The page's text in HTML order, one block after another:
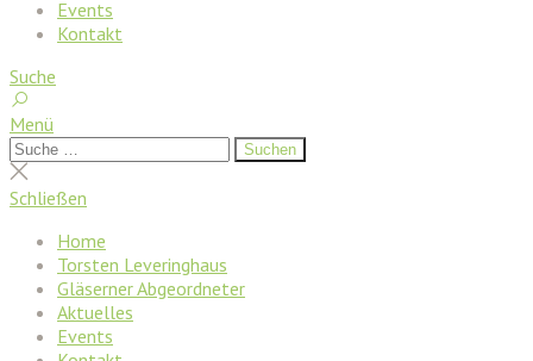
Events
Kontakt
Suche
Menü
Suchen
nach:
Suchen
Suche
schließen
Schließen
Home
Torsten Leveringhaus
Gläserner Abgeordneter
Aktuelles
Events